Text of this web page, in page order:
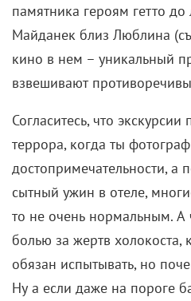
памятника героям гетто до
Майданек близ Люблина
кино в нем – уникальный
взвешивают
Согласитесь, что
террора, когда ты
достопримечательности, а
сытный ужин в отеле,
то не очень нормальным. А
болью за жертв холокоста,
обязан испытывать, но
Ну а если даже на пороге